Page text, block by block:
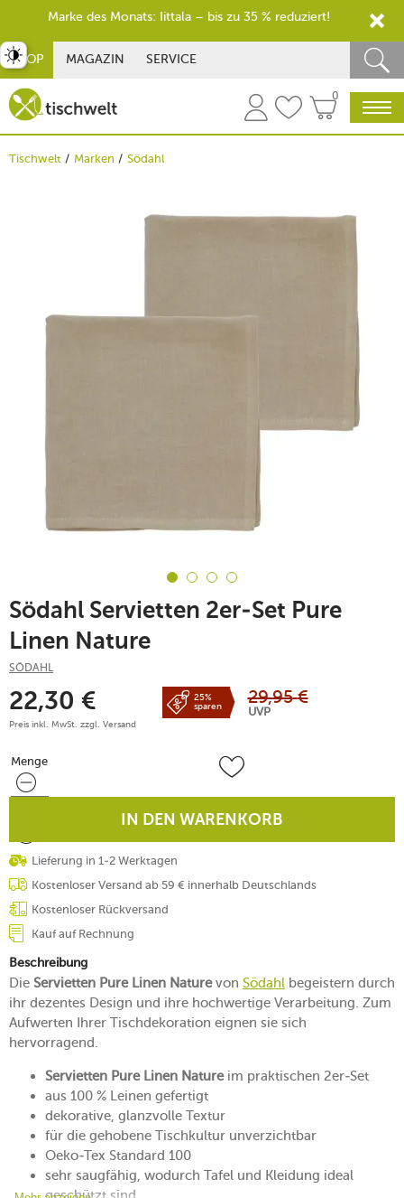
SHOP MAGAZIN SERVICE
0
Tischwelt Marken Södahl
Södahl Servietten 2er-Set Pure
Linen Nature
SÖDAHL
22,30 €
Preis inkl. MwSt. zzgl. Versand
25%
sparen
29,95 €
UVP
Menge
Menge
IN DEN WARENKORB
Lieferung in 1-2 Werktagen
Kostenloser Versand ab 59 € innerhalb Deutschlands
Kostenloser Rückversand
Kauf auf Rechnung
Beschreibung
Die Servietten Pure Linen Naturevon Södahl begeistern durch
ihr dezentes Design und ihre hochwertige Verarbeitung. Zum
Aufwerten Ihrer Tischdekoration eignen sie sich
hervorragend.
Servietten Pure Linen Natureim praktischen 2er-Set
aus 100 % Leinen gefertigt
dekorative, glanzvolle Textur
für die gehobene Tischkultur unverzichtbar
Oeko-Tex Standard 100
sehr saugfähig, wodurch Tafel und Kleidung ideal
umschalten
Marke des Monats: Iittala – bis zu 35 % reduziert!